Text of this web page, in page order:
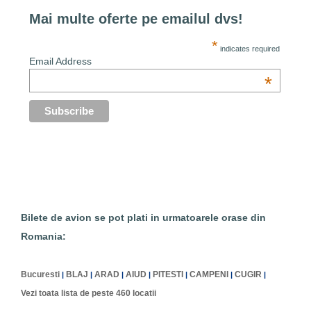
Mai multe oferte pe emailul dvs!
* indicates required
Email Address
*
Bilete de avion se pot plati in urmatoarele orase din
Romania:
Bucuresti BLAJ |ARAD |AIUD PITESTI |CAMPENI |CUGIR
Vezi toata lista de peste 460 locatii